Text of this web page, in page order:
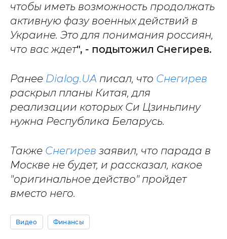
чтобы иметь возможность продолжать
активную фазу военных действий в
Украине. Это для понимания россиян,
что вас ждет", - подытожил Снегирев.
Ранее Dialog.UA писал, что Снегирев
раскрыл планы Китая, для
реализации которых Си Цзиньпину
нужна Республика Беларусь.
Также Снегирев заявил, что парада в
Москве не будет, и рассказал, какое
"оригинальное действо" пройдет
вместо него.
Видео Финансы